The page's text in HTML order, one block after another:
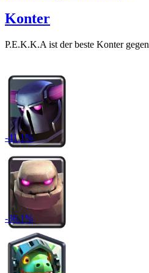
Konter
P.E.K.K.A ist der beste Konter gegen
-41.1%
-36.1%